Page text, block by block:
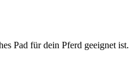
Pad für dein Pferd geeignet ist.